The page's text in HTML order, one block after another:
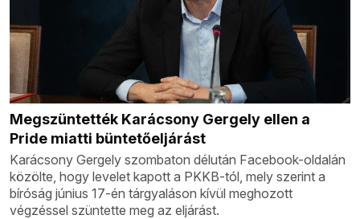
Megszüntették Karácsony Gergely ellen a
Pride miatti büntetőeljárást
Karácsony Gergely szombaton délután Facebook-oldalán
közölte, hogy levelet kapott a PKKB-tól, mely szerint a
bíróság június 17-én tárgyaláson kívül meghozott
végzéssel szüntette meg az eljárást.